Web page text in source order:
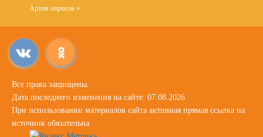
Архив опросов »
Все права защищены.
Дата последнего изменения на сайте: 07.08.2026
При использовании материалов сайта активная прямая ссылка на
источник обязательна